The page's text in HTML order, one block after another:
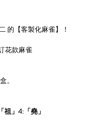
的【客製化麻雀】！
花款麻雀
。
祖」4:「堯」